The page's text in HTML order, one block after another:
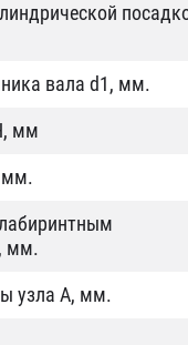
вала d1, мм.
мм
мм.
мм.
узла А, мм.